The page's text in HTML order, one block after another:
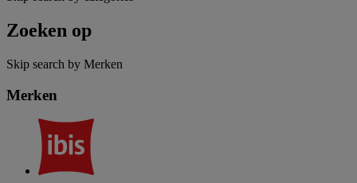
Zoeken op
Skip search by Merken
Merken